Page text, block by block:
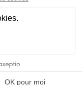
- 13H00
immo